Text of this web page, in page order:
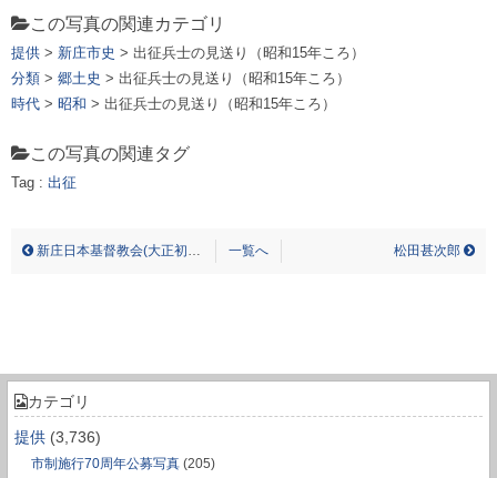
カテゴリ
提供 (3,736)
市制施行70周年公募写真 (205)
この写真の関連カテゴリ
提供 > 新庄市史 > 出征兵士の見送り（昭和15年ころ）
分類 > 郷土史 > 出征兵士の見送り（昭和15年ころ）
時代 > 昭和 > 出征兵士の見送り（昭和15年ころ）
この写真の関連タグ
Tag : 出征
新庄日本基督教会(大正初期) 一覧へ 松田甚次郎